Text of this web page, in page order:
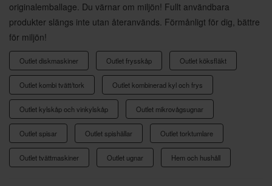
originalemballage. Du värnar om miljön! Fullt användbara
produkter slängs inte utan återanvänds. Förmånligt för dig, bättre
för miljön!
Outlet diskmaskiner Outlet frysskåp Outlet köksfläkt
Outlet kombi tvätt/tork Outlet kombinerad kyl och frys
Outlet kylskåp och vinkylskåp Outlet mikrovågsugnar
Outlet spisar Outlet spishällar Outlet torktumlare
Outlet tvättmaskiner Outlet ugnar Hem och hushåll